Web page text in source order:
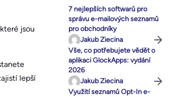
jsou
lepší
7 nejlepších softwarů pro
správu e-mailových seznamů
pro obchodníky
Jakub Ziecina
Vše, co potřebujete vědět o
aplikaci GlockApps: vydání
2026
Jakub Ziecina
Využití seznamů Opt-In e-